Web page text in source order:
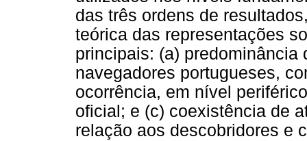
das três ordens de
teórica das representações
principais: (a) predominância
navegadores portugueses,
ocorrência, em nível
oficial; e (c) coexistência de
relação aos descobridores e